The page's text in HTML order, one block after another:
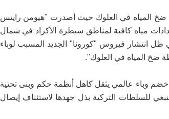
ضخ المياه في العلوك حيث أصدرت "هيومن رايتس
إمدادات مياه كافية لمناطق سيطرة الأكراد في شمال
ظل انتشار فيروس "كورونا" الجديد المسبب لوباء
وباء عالمي يثقل كاهل أنظمة حكم وبنى تحتية
للسلطات التركية بذل جهدها لاستئناف إيصال